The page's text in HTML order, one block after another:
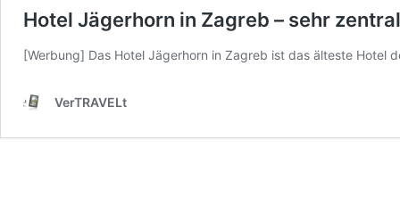
Hotel Jägerhorn in Zagreb – sehr zentral
[Werbung] Das Hotel Jägerhorn in Zagreb ist das älteste
VerTRAVELt